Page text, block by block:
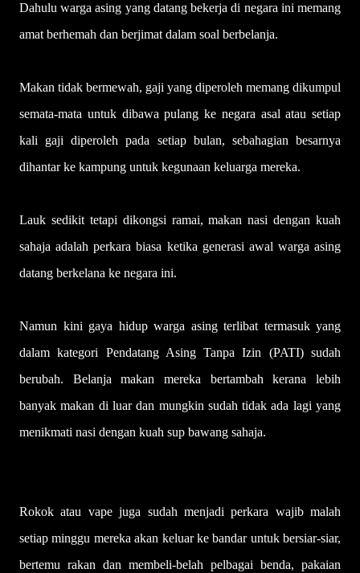
Dahulu warga asing yang datang bekerja di negara ini memang
amat berhemah dan berjimat dalam soal berbelanja.
Makan tidak bermewah, gaji yang diperoleh memang dikumpul
semata-mata untuk dibawa pulang ke negara asal atau setiap
kali gaji diperoleh pada setiap bulan, sebahagian besarnya
dihantar ke kampung untuk kegunaan keluarga mereka.
Lauk sedikit tetapi dikongsi ramai, makan nasi de­ngan kuah
sahaja adalah perkara biasa ketika generasi awal warga asing
datang berkelana ke negara ini.
Namun kini gaya hidup warga asing terlibat termasuk yang
dalam kategori Pendatang Asing Tanpa Izin (PATI) sudah
berubah. Belanja makan mereka bertambah kerana lebih
banyak makan di luar dan mungkin sudah tidak ada lagi yang
menikmati nasi dengan kuah sup bawang sahaja.
Rokok atau vape juga sudah menjadi perkara wajib malah
setiap minggu mereka akan keluar ke bandar untuk bersiar-siar,
bertemu rakan dan membeli-belah pelbagai benda, pakaian